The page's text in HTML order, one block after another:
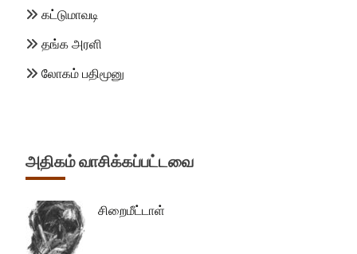
கட்டுமாவடி
தங்க அரளி
லோகம் பதிமூனு
அதிகம் வாசிக்கப்பட்டவை
சிறைமீட்டாள்